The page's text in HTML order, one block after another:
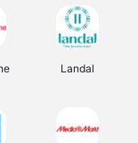
Landal